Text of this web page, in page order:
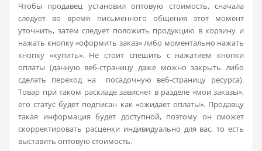
Чтобы продавец установил оптовую стоимость, сначала
следует во время письменного общения этот момент
уточнить, затем следует положить продукцию в корзину и
нажать кнопку «оформить заказ» либо моментально нажать
кнопку «купить». Не стоит спешить с нажатием кнопки
оплаты (данную веб-страницу даже можно закрыть либо
сделать переход на посадочную веб-страницу ресурса).
Товар при таком раскладе зависнет в разделе «мои заказы»,
его статус будет подписан как «ожидает оплаты». Продавцу
такая информация будет доступной, поэтому он сможет
скорректировать расценки индивидуально для вас, то есть
выставить оптовую стоимость.